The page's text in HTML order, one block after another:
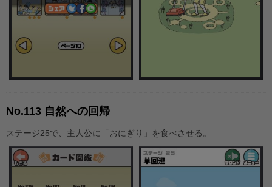
No.113 自然への回帰
ステージ25で、主人公に「おにぎり」を食べさせる。